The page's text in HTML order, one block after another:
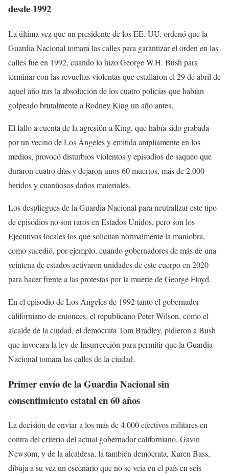
desde 1992
La última vez que un presidente de los EE. UU. ordenó que la
Guardia Nacional tomará las calles para garantizar el orden en las
calles fue en 1992, cuando lo hizo George W.H. Bush para
terminar con las revueltas violentas que estallaron el 29 de abril de
aquel año tras la absolución de los cuatro policías que habían
golpeado brutalmente a Rodney King un año antes.
El fallo a cuenta de la agresión a King, que había sido grabada
por un vecino de Los Ángeles y emitida ampliamente en los
medios, provocó disturbios violentos y episodios de saqueo que
duraron cuatro días y dejaron unos 60 muertos, más de 2.000
heridos y cuantiosos daños materiales.
Los despliegues de la Guardia Nacional para neutralizar este tipo
de episodios no son raros en Estados Unidos, pero son los
Ejecutivos locales los que solicitan normalmente la maniobra,
como sucedió, por ejemplo, cuando gobernadores de más de una
veintena de estados activaron unidades de este cuerpo en 2020
para hacer frente a las protestas por la muerte de George Floyd.
En el episodio de Los Ángeles de 1992 tanto el gobernador
californiano de entonces, el republicano Peter Wilson, como el
alcalde de la ciudad, el demócrata Tom Bradley, pidieron a Bush
que invocara la ley de Insurrección para permitir que la Guardia
Nacional tomara las calles de la ciudad.
Primer envío de la Guardia Nacional sin
consentimiento estatal en 60 años
La decisión de enviar a los más de 4.000 efectivos militares en
contra del criterio del actual gobernador californiano, Gavin
Newsom, y de la alcaldesa, la también demócrata, Karen Bass,
dibuja a su vez un escenario que no se veía en el país en seis